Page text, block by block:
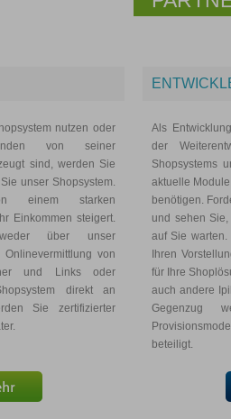
nutzen oder
von seiner
sind, werden Sie
unser Shopsystem.
einem starken
Einkommen steigert.
über unser
Onlinevermittlung von
und Links oder
direkt an
Sie zertifizierter
Als
der
Shopsystems
aktuelle
benötigen.
und sehen
auf Sie
Ihren
für Ihre
auch andere
Gegenzug
beteiligt.